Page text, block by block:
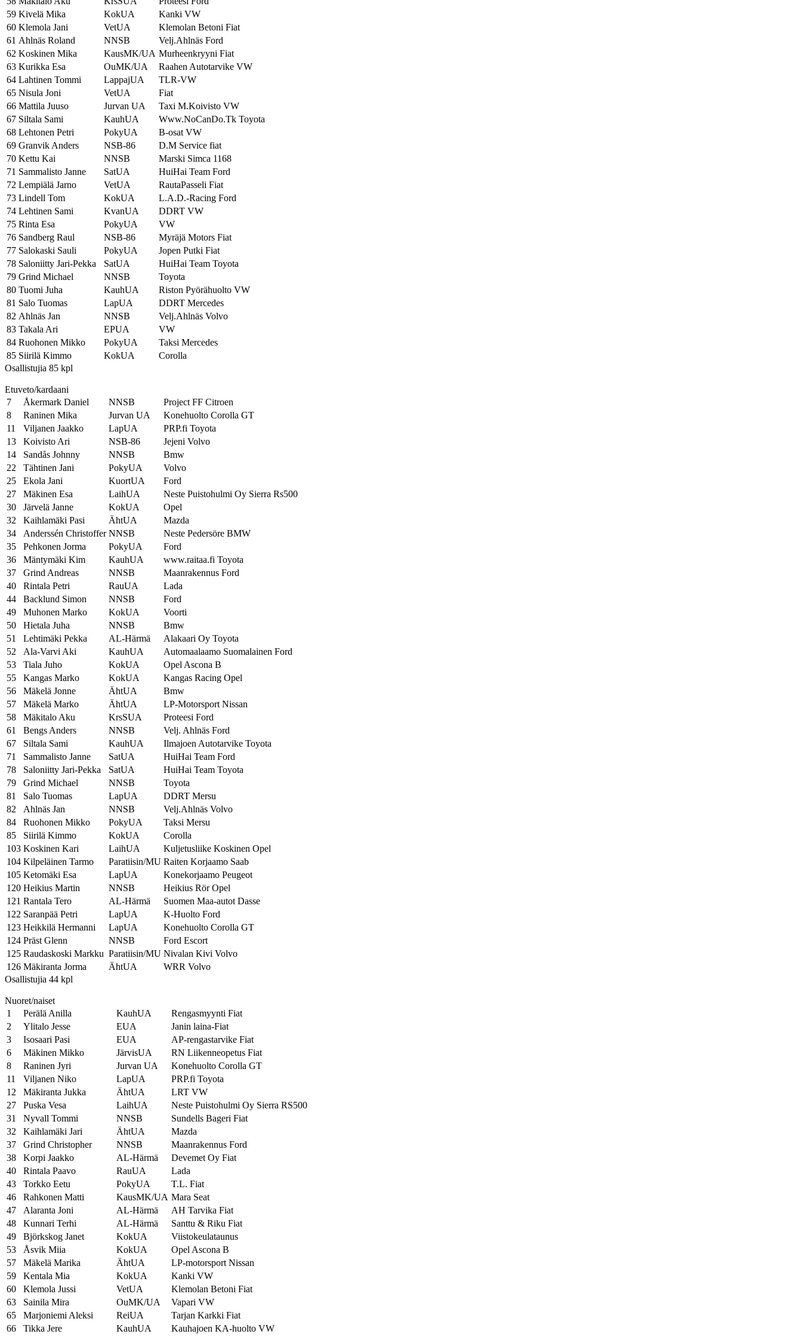
59 Kivelä Mika KokUA
Kanki VW
60 Klemola Jani VetUA
Klemolan Betoni Fiat
61 Ahlnäs Roland NNSB
Velj.Ahlnäs Ford
62 Koskinen Mika KausMK/UA Murheenkryyni Fiat
63 Kurikka Esa OuMK/UA
Raahen Autotarvike VW
64 Lahtinen Tommi LappajUA
TLR-VW
65 Nisula Joni VetUA
Fiat
66 Mattila Juuso Jurvan UA
Taxi M.Koivisto VW
67 Siltala Sami KauhUA
Www.NoCanDo.Tk Toyota
68 Lehtonen Petri PokyUA
B-osat VW
69 Granvik Anders NSB-86
D.M Service fiat
70 Kettu Kai NNSB
Marski Simca 1168
71 Sammalisto Janne SatUA
HuiHai Team Ford
72 Lempiälä Jarno VetUA
RautaPasseli Fiat
73 Lindell Tom KokUA
L.A.D.-Racing Ford
74 Lehtinen Sami KvanUA
DDRT VW
75 Rinta Esa PokyUA
VW
76 Sandberg Raul NSB-86
Myräjä Motors Fiat
77 Salokaski Sauli PokyUA
Jopen Putki Fiat
78 Saloniitty Jari-Pekka SatUA
HuiHai Team Toyota
79 Grind Michael NNSB
Toyota
80 Tuomi Juha KauhUA
Riston Pyörähuolto VW
81 Salo Tuomas LapUA
DDRT Mercedes
82 Ahlnäs Jan NNSB
Velj.Ahlnäs Volvo
83 Takala Ari EPUA
VW
84 Ruohonen Mikko PokyUA
Taksi Mercedes
85 Siirilä Kimmo KokUA
Corolla
Osallistujia 85 kpl
Etuveto/kardaani
7
Åkermark Daniel NNSB
Project FF Citroen
8
Raninen Mika Jurvan UA
Konehuolto Corolla GT
11
Viljanen Jaakko LapUA
PRP.fi Toyota
13
Koivisto Ari NSB-86
Jejeni Volvo
14
Sandås Johnny NNSB
Bmw
22
Tähtinen Jani PokyUA
Volvo
25
Ekola Jani KuortUA
Ford
27
Mäkinen Esa LaihUA
Neste Puistohulmi Oy Sierra Rs500
30
Järvelä Janne KokUA
Opel
32
Kaihlamäki Pasi ÄhtUA
Mazda
34
Anderssén Christoffer NNSB
Neste Pedersöre BMW
35
Pehkonen Jorma PokyUA
Ford
36
Mäntymäki Kim KauhUA
www.raitaa.fi Toyota
37
Grind Andreas NNSB
Maanrakennus Ford
40
Rintala Petri RauUA
Lada
44
Backlund Simon NNSB
Ford
49
Muhonen Marko KokUA
Voorti
50
Hietala Juha NNSB
Bmw
51
Lehtimäki Pekka AL-Härmä
Alakaari Oy Toyota
52
Ala-Varvi Aki KauhUA
Automaalaamo Suomalainen Ford
53
Tiala Juho KokUA
Opel Ascona B
55
Kangas Marko KokUA
Kangas Racing Opel
56
Mäkelä Jonne ÄhtUA
Bmw
57
Mäkelä Marko ÄhtUA
LP-Motorsport Nissan
58
Mäkitalo Aku KrsSUA
Proteesi Ford
61
Bengs Anders NNSB
Velj. Ahlnäs Ford
67
Siltala Sami KauhUA
Ilmajoen Autotarvike Toyota
71
Sammalisto Janne SatUA
HuiHai Team Ford
78
Saloniitty Jari-Pekka SatUA
HuiHai Team Toyota
79
Grind Michael NNSB
Toyota
81
Salo Tuomas LapUA
DDRT Mersu
82
Ahlnäs Jan NNSB
Velj.Ahlnäs Volvo
84
Ruohonen Mikko PokyUA
Taksi Mersu
85
Siirilä Kimmo KokUA
Corolla
103 Koskinen Kari LaihUA
Kuljetusliike Koskinen Opel
104 Kilpeläinen Tarmo Paratiisin/MU Raiten Korjaamo Saab
105 Ketomäki Esa LapUA
Konekorjaamo Peugeot
120 Heikius Martin NNSB
Heikius Rör Opel
121 Rantala Tero AL-Härmä
Suomen Maa-autot Dasse
122 Saranpää Petri LapUA
K-Huolto Ford
123 Heikkilä Hermanni LapUA
Konehuolto Corolla GT
124 Präst Glenn NNSB
Ford Escort
125 Raudaskoski Markku Paratiisin/MU Nivalan Kivi Volvo
126 Mäkiranta Jorma ÄhtUA
WRR Volvo
Osallistujia 44 kpl
Nuoret/naiset
1
Perälä Anilla KauhUA
Rengasmyynti Fiat
2
Ylitalo Jesse EUA
Janin laina-Fiat
3
Isosaari Pasi EUA
AP-rengastarvike Fiat
6
Mäkinen Mikko JärvisUA
RN Liikenneopetus Fiat
8
Raninen Jyri Jurvan UA
Konehuolto Corolla GT
11
Viljanen Niko LapUA
PRP.fi Toyota
12
Mäkiranta Jukka ÄhtUA
LRT VW
27
Puska Vesa LaihUA
Neste Puistohulmi Oy Sierra RS500
31
Nyvall Tommi NNSB
Sundells Bageri Fiat
32
Kaihlamäki Jari ÄhtUA
Mazda
37
Grind Christopher NNSB
Maanrakennus Ford
38
Korpi Jaakko AL-Härmä
Devemet Oy Fiat
40
Rintala Paavo RauUA
Lada
43
Torkko Eetu PokyUA
T.L. Fiat
46
Rahkonen Matti KausMK/UA Mara Seat
47
Alaranta Joni AL-Härmä
AH Tarvika Fiat
48
Kunnari Terhi AL-Härmä
Santtu & Riku Fiat
49
Björkskog Janet KokUA
Viistokeulataunus
53
Åsvik Miia KokUA
Opel Ascona B
57
Mäkelä Marika ÄhtUA
LP-motorsport Nissan
59
Kentala Mia KokUA
Kanki VW
60
Klemola Jussi VetUA
Klemolan Betoni Fiat
63
Sainila Mira OuMK/UA
Vapari VW
65
Marjoniemi Aleksi ReiUA
Tarjan Karkki Fiat
66
Tikka Jere KauhUA
Kauhajoen KA-huolto VW